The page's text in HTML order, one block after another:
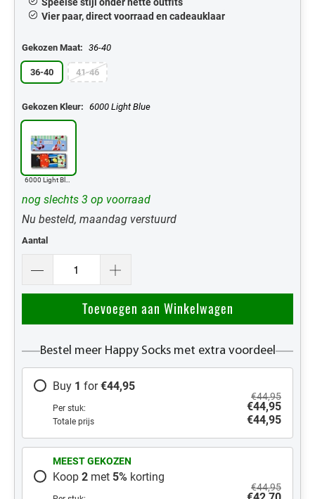
Vier paar, direct voorraad en cadeauklaar
Gekozen Maat: 36-40
36-40 41-46
Gekozen Kleur: 6000 Light Blue
nog slechts 3 op voorraad
Nu besteld, maandag verstuurd
Aantal
Toevoegen aan Winkelwagen
Bestel meer Happy Socks met extra voordeel
Buy 1 for €44,95
Per stuk:
€44,95
€44,95
Totale prijs €44,95
MEEST GEKOZEN
Koop 2 met 5% korting
€44,95